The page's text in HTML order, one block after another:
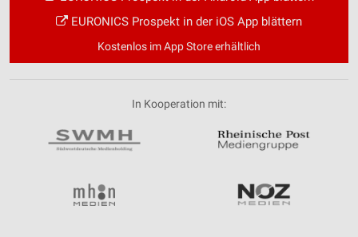
EURONICS Prospekt in der iOS App blättern
Kostenlos im App Store erhältlich
In Kooperation mit: